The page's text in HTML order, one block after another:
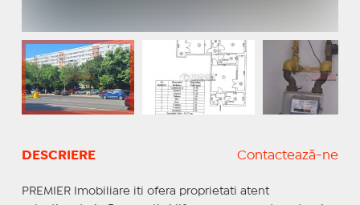
DESCRIERE Contactează-ne
PREMIER Imobiliare iti ofera proprietati atent